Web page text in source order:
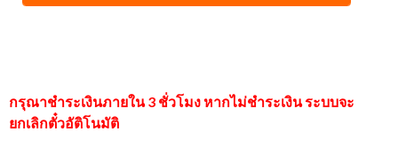
กรุณาชำระเงินภายใน 3 ชั่วโมง หากไม่ชำระเงิน ระบบจะ
ยกเลิกตั๋วอัติโนมัติ